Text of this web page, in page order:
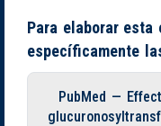
Para elaborar
específicamente
PubMed —